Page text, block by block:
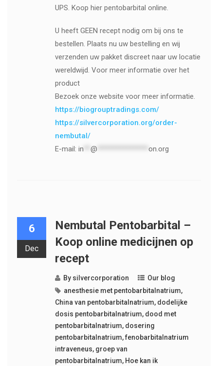
UPS. Koop hier pentobarbital online.
U heeft GEEN recept nodig om bij ons te
bestellen. Plaats nu uw bestelling en wij
verzenden uw pakket discreet naar uw locatie
wereldwijd. Voor meer informatie over het
product
Bezoek onze website voor meer informatie.
https://biogrouptradings.com/
https://silvercorporation.org/order-
nembutal/
E-mail: in @ on.org
6
Dec
Nembutal Pentobarbital –
Koop online medicijnen op
recept
By silvercorporation
Our blog
anesthesie met pentobarbitalnatrium,
China van pentobarbitalnatrium, dodelijke
dosis pentobarbitalnatrium, dood met
pentobarbitalnatrium, dosering
pentobarbitalnatrium,fenobarbitalnatrium
intraveneus, groep van
pentobarbitalnatrium, Hoe kan ik